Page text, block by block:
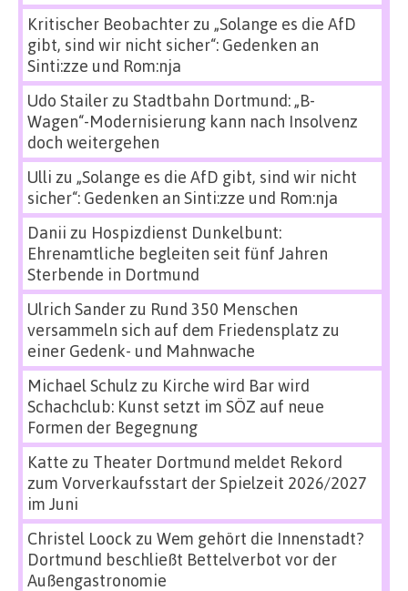
Kritischer Beobachterzu „Solange es die AfD
gibt, sind wir nicht sicher“: Gedenken an
Sinti:zze und Rom:nja
Udo Stailerzu Stadtbahn Dortmund: „B-
Wagen“-Modernisierung kann nach Insolvenz
doch weitergehen
Ulli zu „Solange es die AfD gibt, sind wir nicht
sicher“: Gedenken an Sinti:zze und Rom:nja
Danii zu Hospizdienst Dunkelbunt:
Ehrenamtliche begleiten seit fünf Jahren
Sterbende in Dortmund
Ulrich Sanderzu Rund 350 Menschen
versammeln sich auf dem Friedensplatz zu
einer Gedenk- und Mahnwache
Michael Schulz zu Kirche wird Bar wird
Schachclub: Kunst setzt im SÖZ auf neue
Formen der Begegnung
Katte zu Theater Dortmund meldet Rekord
zum Vorverkaufsstart der Spielzeit 2026/2027
im Juni
Christel Loock zu Wem gehört die Innenstadt?
Dortmund beschließt Bettelverbot vor der
Außengastronomie